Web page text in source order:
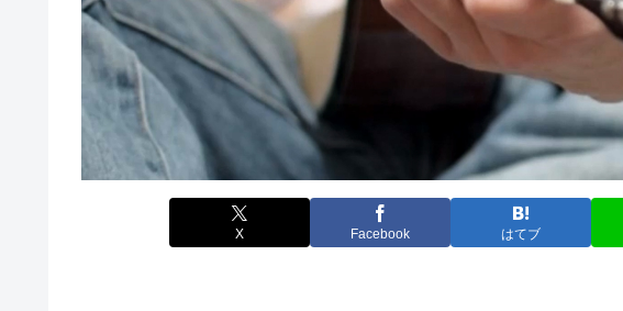
X Facebook はてブ